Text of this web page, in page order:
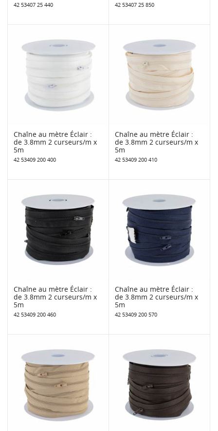
42 53407 25 440 42 53407 25 850
Chaîne au mètre Éclair :
de 3.8mm 2 curseurs/m x
5m
42 53409 200 400
Chaîne au mètre Éclair :
de 3.8mm 2 curseurs/m x
5m
42 53409 200 410
Chaîne au mètre Éclair :
de 3.8mm 2 curseurs/m x
5m
42 53409 200 460
Chaîne au mètre Éclair :
de 3.8mm 2 curseurs/m x
5m
42 53409 200 570